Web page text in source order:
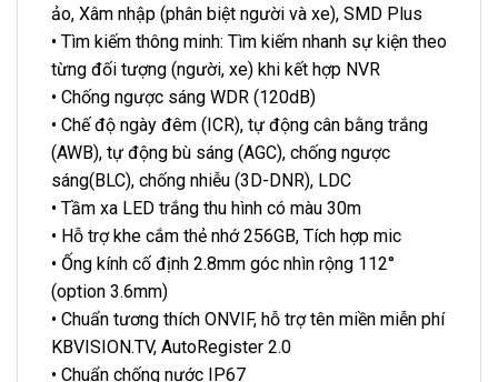
ảo, Xâm nhập (phân biệt người và xe), SMD Plus
• Tìm kiếm thông minh: Tìm kiếm nhanh sự kiện theo
từng đối tượng (người, xe) khi kết hợp NVR
• Chống ngược sáng WDR (120dB)
• Chế độ ngày đêm (ICR), tự động cân bằng trắng
(AWB), tự động bù sáng (AGC), chống ngược
sáng(BLC), chống nhiễu (3D-DNR), LDC
• Tầm xa LED trắng thu hình có màu 30m
• Hỗ trợ khe cắm thẻ nhớ 256GB, Tích hợp mic
• Ống kính cố định 2.8mm góc nhìn rộng 112°
(option 3.6mm)
• Chuẩn tương thích ONVIF, hỗ trợ tên miền miễn phí
KBVISION.TV, AutoRegister 2.0
• Chuẩn chống nước IP67